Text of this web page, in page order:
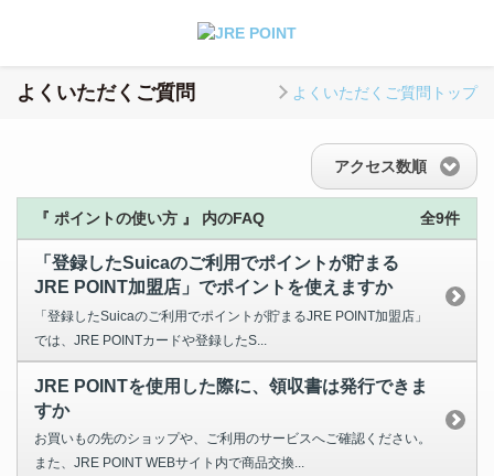
よくいただくご質問 よくいただくご質問トップ
アクセス数順
『 ポイントの使い方 』 内のFAQ 全9件
「登録したSuicaのご利用でポイントが貯まる
JRE POINT加盟店」でポイントを使えますか
「登録したSuicaのご利用でポイントが貯まるJRE POINT加盟店」
では、JRE POINTカードや登録したS...
JRE POINTを使用した際に、領収書は発行できま
すか
お買いもの先のショップや、ご利用のサービスへご確認ください。
また、JRE POINT WEBサイト内で商品交換...